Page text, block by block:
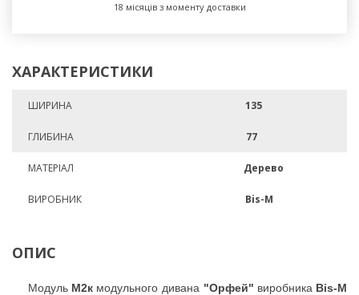
18 місяців з моменту доставки
ХАРАКТЕРИСТИКИ
ШИРИНА 135
ГЛИБИНА 77
МАТЕРІАЛ Дерево
ВИРОБНИК Bis-M
ОПИС
Модуль М2к модульного дивана "Орфей" виробника Bis-M